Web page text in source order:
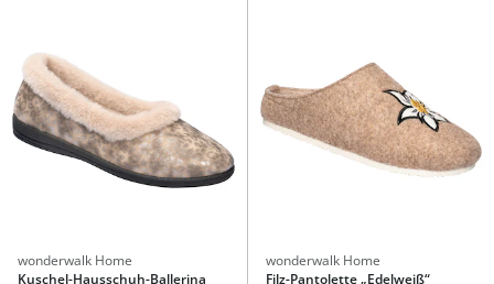
wonderwalk Home
Kuschel-Hausschuh-Ballerina
wonderwalk Home
Filz-Pantolette „Edelweiß“